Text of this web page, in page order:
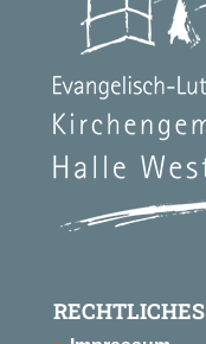
RECHTLICHES